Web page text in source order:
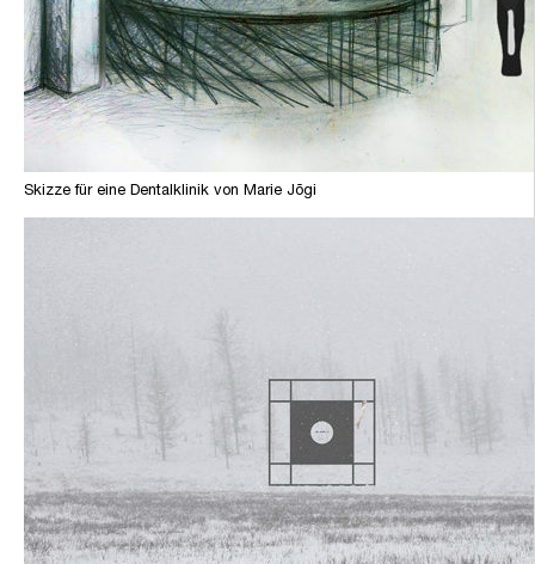
Skizze für eine Dentalklinik von Marie Jõgi